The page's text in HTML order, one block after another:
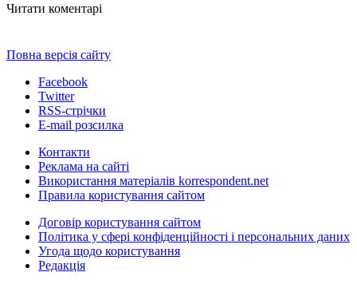
Читати коментарі
Повна версія сайту
Facebook
Twitter
RSS-стрічки
E-mail розсилка
Контакти
Реклама на сайті
Використання матеріалів korrespondent.net
Правила користування сайтом
Договір користування сайтом
Політика у сфері конфіденційності і персональних даних
Угода щодо користування
Редакція